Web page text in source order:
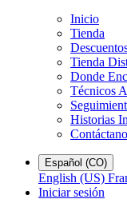
Inicio
Tienda
Tienda
Donde
Técnicos
Historias
Español (CO)
English (US)
Iniciar sesión